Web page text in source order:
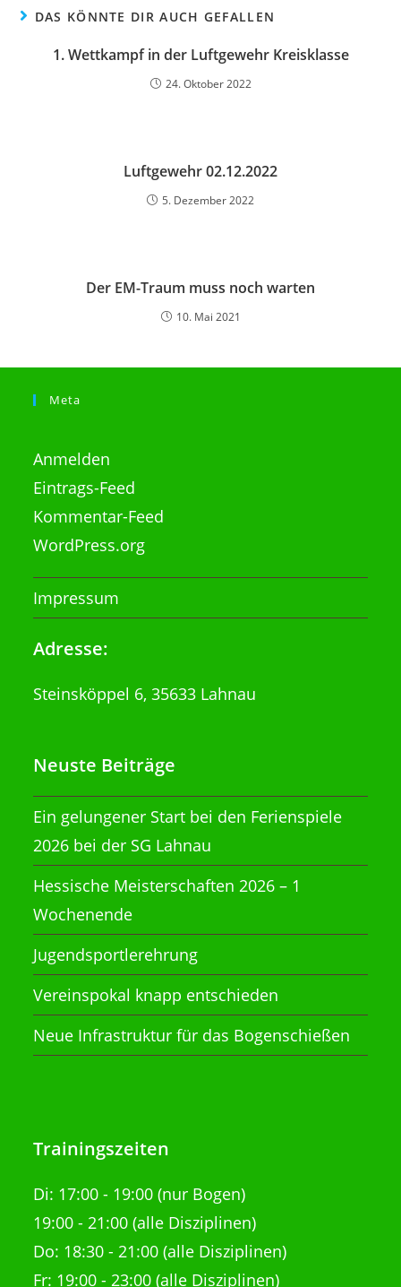
DAS KÖNNTE DIR AUCH GEFALLEN
1. Wettkampf in der Luftgewehr Kreisklasse
24. Oktober 2022
Luftgewehr 02.12.2022
5. Dezember 2022
Der EM-Traum muss noch warten
10. Mai 2021
Meta
Anmelden
Eintrags-Feed
Kommentar-Feed
WordPress.org
Impressum
Adresse:
Steinsköppel 6, 35633 Lahnau
Neuste Beiträge
Ein gelungener Start bei den Ferienspiele
2026 bei der SG Lahnau
Hessische Meisterschaften 2026 – 1
Wochenende
Jugendsportlerehrung
Vereinspokal knapp entschieden
Neue Infrastruktur für das Bogenschießen
Trainingszeiten
Di: 17:00 - 19:00 (nur Bogen)
19:00 - 21:00 (alle Disziplinen)
Do: 18:30 - 21:00 (alle Disziplinen)
Fr: 19:00 - 23:00 (alle Disziplinen)